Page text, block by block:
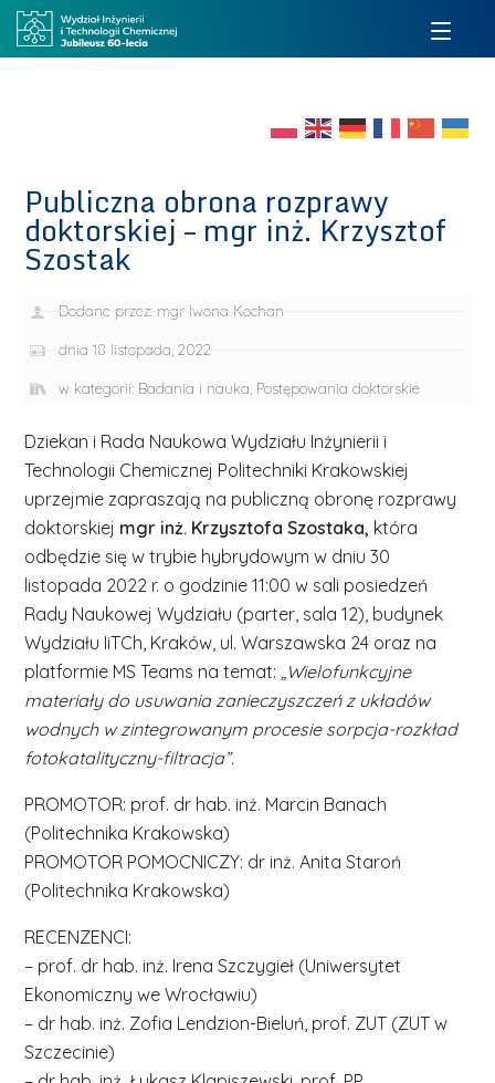
Publiczna obrona rozprawy
doktorskiej – mgr inż. Krzysztof
Szostak
Dodane przez: mgr Iwona Kochan
dnia 18 listopada, 2022
w kategorii: Badania i nauka, Postępowania doktorskie
Dziekan i Rada Naukowa Wydziału Inżynierii i
Technologii Chemicznej Politechniki Krakowskiej
uprzejmie zapraszają na publiczną obronę rozprawy
doktorskiej mgr inż. Krzysztofa Szostaka, która
odbędzie się w trybie hybrydowym w dniu 30
listopada 2022 r. o godzinie 11:00 w sali posiedzeń
Rady Naukowej Wydziału (parter, sala 12), budynek
Wydziału IiTCh, Kraków, ul. Warszawska 24 oraz na
platformie MS Teams na temat:„Wielofunkcyjne
materiały do usuwania zanieczyszczeń z układów
wodnych w zintegrowanym procesie sorpcja-rozkład
fotokatalityczny-filtracja”.
PROMOTOR: prof. dr hab. inż. Marcin Banach
(Politechnika Krakowska)
PROMOTOR POMOCNICZY: dr inż. Anita Staroń
(Politechnika Krakowska)
RECENZENCI:
– prof. dr hab. inż. Irena Szczygieł (Uniwersytet
Ekonomiczny we Wrocławiu)
– dr hab. inż. Zofia Lendzion-Bieluń, prof. ZUT (ZUT w
Szczecinie)